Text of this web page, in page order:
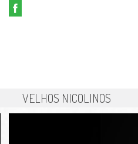
VELHOS NICOLINOS